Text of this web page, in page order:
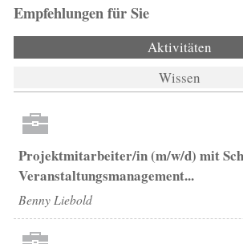
Empfehlungen für Sie
Aktivitäten
Wissen
Projektmitarbeiter/in (m/w/d) mit
Veranstaltungsmanagement...
Benny Liebold